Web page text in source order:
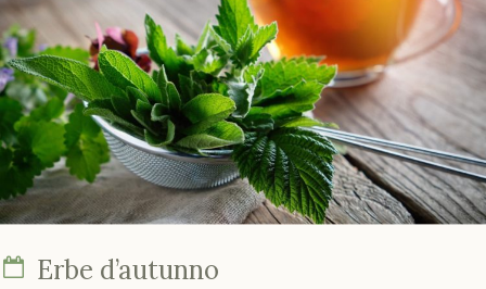
Erbe d’autunno